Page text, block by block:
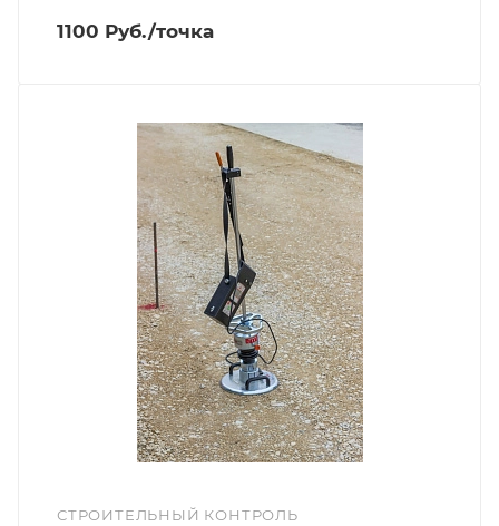
1100 Руб./точка
СТРОИТЕЛЬНЫЙ КОНТРОЛЬ